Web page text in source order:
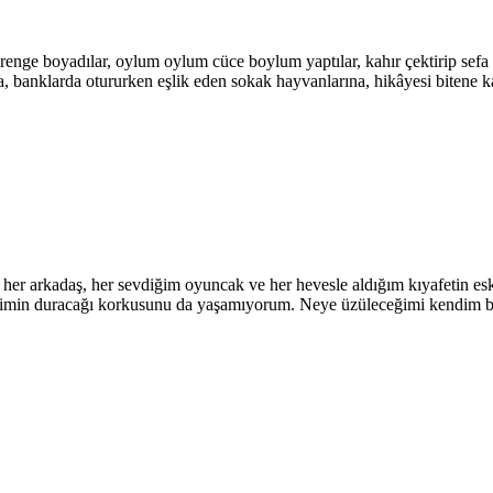
boyadılar, oylum oylum cüce boylum yaptılar, kahır çektirip
otururken eşlik eden sokak hayvanlarına, hikâyesi
arkadaş, her sevdiğim oyuncak ve her hevesle aldığım kıyafetin
duracağı korkusunu da yaşamıyorum. Neye üzüleceğimi